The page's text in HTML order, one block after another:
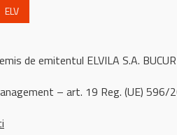
ELV
de emitentul ELVILA S.A.
– art. 19 Reg. (UE) 596/